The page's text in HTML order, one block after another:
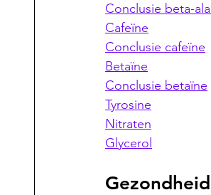
Conclusie beta-
Cafeïne
Conclusie cafeïne
Betaïne
Conclusie betaïne
Tyrosine
Nitraten
Glycerol